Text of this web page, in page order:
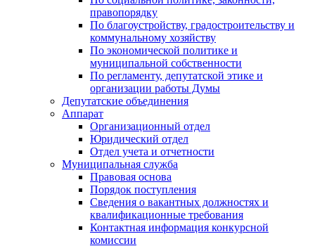
правопорядку
По благоустройству, градостроительству и
коммунальному хозяйству
По экономической политике и
муниципальной собственности
По регламенту, депутатской этике и
организации работы Думы
Депутатские объединения
Аппарат
Организационный отдел
Юридический отдел
Отдел учета и отчетности
Муниципальная служба
Правовая основа
Порядок поступления
Сведения о вакантных должностях и
квалификационные требования
Контактная информация конкурсной
комиссии